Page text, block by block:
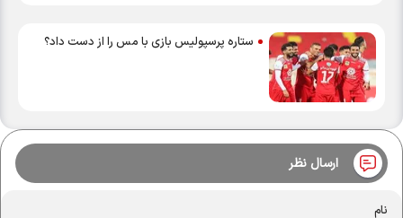
ستاره پرسپولیس بازی با مس را از دست داد؟
ارسال نظر